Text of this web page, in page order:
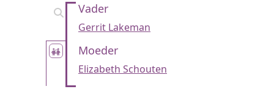
Vader
Gerrit Lakeman
Moeder
Elizabeth Schouten